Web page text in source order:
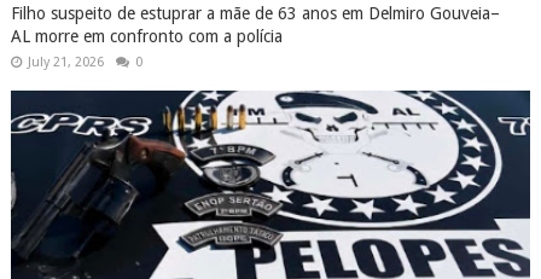
Filho suspeito de estuprar a mãe de 63 anos em Delmiro Gouveia–
AL morre em confronto com a polícia
July 21, 2026 0